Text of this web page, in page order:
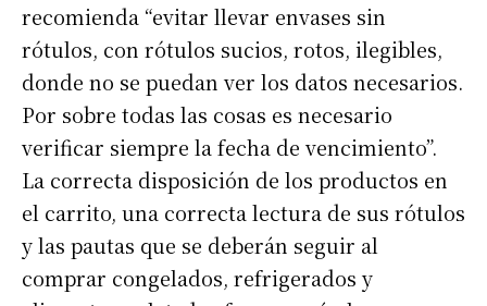
recomienda “evitar llevar envases sin
rótulos, con rótulos sucios, rotos, ilegibles,
donde no se puedan ver los datos necesarios.
Por sobre todas las cosas es necesario
verificar siempre la fecha de vencimiento”.
La correcta disposición de los productos en
el carrito, una correcta lectura de sus rótulos
y las pautas que se deberán seguir al
comprar congelados, refrigerados y